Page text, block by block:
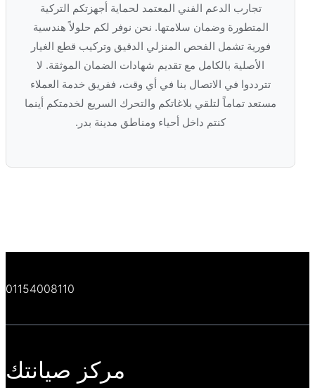
تجارب الدعم الفني المعتمد لحماية أجهزتكم التركية
المتطورة وضمان سلامتها. نحن نوفر لكم حلولاً هندسية
فورية تشمل الفحص المنزلي الدقيق وتركيب قطع الغيار
الأصلية بالكامل مع تقديم شهادات الضمان الموثقة. لا
تترددوا في الاتصال بنا في أي وقت، ففريق خدمة العملاء
مستعد تماماً لتلقي بلاغاتكم والتحرك السريع لخدمتكم أينما
كنتم داخل أحياء ومناطق مدينة بدر.
01154008110
مركز صيانتك